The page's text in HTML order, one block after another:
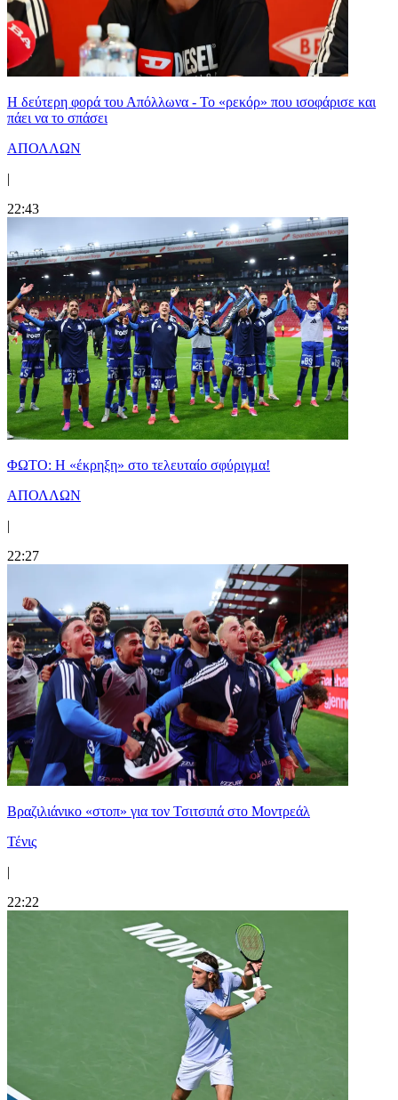
Η δεύτερη φορά του Απόλλωνα - Το «ρεκόρ» που ισοφάρισε και
πάει να το σπάσει
ΑΠΟΛΛΩΝ
|
22:43
ΦΩΤΟ: Η «έκρηξη» στο τελευταίο σφύριγμα!
ΑΠΟΛΛΩΝ
|
22:27
Βραζιλιάνικο «στοπ» για τον Τσιτσιπά στο Μοντρεάλ
Τένις
|
22:22